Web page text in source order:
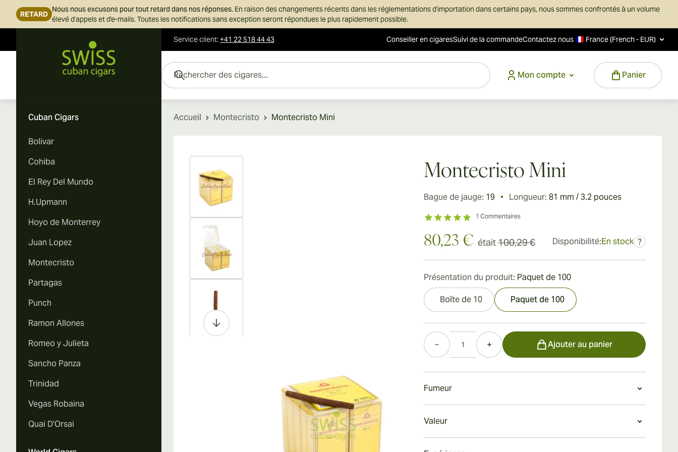
RETARD
Nous nous excusons pour tout retard dans nos réponses. En raison des changements récents dans les réglementations d'importation dans certains pays, nous sommes confrontés à un volume
élevé d'appels et d'e-mails. Toutes les notifications sans exception seront répondues le plus rapidement possible.
Service client:+41 22 518 44 43 Conseiller en cigaresSuivi de la commandeContactez nous France (French - EUR)
Mon compte
Panier
Rechercher des cigares...
Cuban Cigars
Bolivar
Cohiba
El Rey Del Mundo
H.Upmann
Hoyo de Monterrey
Juan Lopez
Montecristo
Partagas
Punch
Ramon Allones
Romeo y Julieta
Sancho Panza
Trinidad
Vegas Robaina
Quai D'Orsai
Accueil Montecristo Montecristo Mini
Montecristo Mini
Bague de jauge: 19 Longueur: 81 mm / 3.2 pouces
1 Commentaires
80,23 € était100,29 € Disponibilité:En stock ?
Présentation du produit: Paquet de 100
Boîte de 10 Paquet de 100
Quantité
Ajouter au panier
Fumeur
Valeur